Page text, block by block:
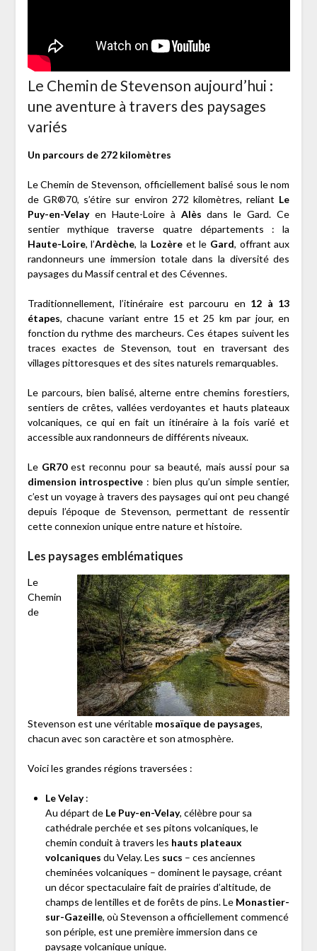
Le Chemin de Stevenson aujourd’hui :
une aventure à travers des paysages
variés
Un parcours de 272 kilomètres
Le Chemin de Stevenson, officiellement balisé sous le nom
de GR®70, s’étire sur environ 272 kilomètres, reliant Le
Puy-en-Velayen Haute-Loire à Alès dans le Gard. Ce
sentier mythique traverse quatre départements : la
Haute-Loire, l’Ardèche, la Lozèreet le Gard, offrant aux
randonneurs une immersion totale dans la diversité des
paysages du Massif central et des Cévennes.
Traditionnellement, l’itinéraire est parcouru en 12 à 13
étapes, chacune variant entre 15 et 25 km par jour, en
fonction du rythme des marcheurs. Ces étapes suivent les
traces exactes de Stevenson, tout en traversant des
villages pittoresques et des sites naturels remarquables.
Le parcours, bien balisé, alterne entre chemins forestiers,
sentiers de crêtes, vallées verdoyantes et hauts plateaux
volcaniques, ce qui en fait un itinéraire à la fois varié et
accessible aux randonneurs de différents niveaux.
Le GR70est reconnu pour sa beauté, mais aussi pour sa
dimension introspective : bien plus qu’un simple sentier,
c’est un voyage à travers des paysages qui ont peu changé
depuis l’époque de Stevenson, permettant de ressentir
cette connexion unique entre nature et histoire.
Les paysages emblématiques
Le
Chemin
de
Stevenson est une véritable mosaïque de paysages,
chacun avec son caractère et son atmosphère.
Voici les grandes régions traversées :
Le Velay:
Au départ de Le Puy-en-Velay, célèbre pour sa
cathédrale perchée et ses pitons volcaniques, le
chemin conduit à travers les hauts plateaux
volcaniques du Velay. Les sucs – ces anciennes
cheminées volcaniques – dominent le paysage, créant
un décor spectaculaire fait de prairies d’altitude, de
champs de lentilles et de forêts de pins. Le Monastier-
sur-Gazeille, où Stevenson a officiellement commencé
son périple, est une première immersion dans ce
paysage volcanique unique.